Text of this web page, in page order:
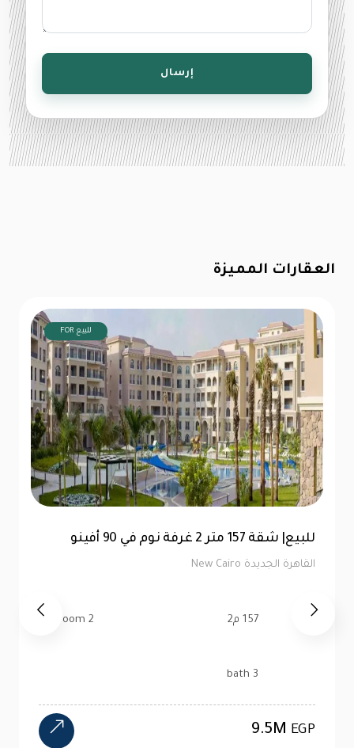
إرسال
العقارات المميزة
FOR للبيع
توين هاوس 520 متر للبيع في ماونتن فيو هايد
بارك | كاش